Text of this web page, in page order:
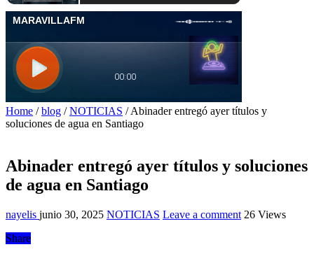
Home / blog / NOTICIAS / Abinader entregó ayer títulos y
soluciones de agua en Santiago
Abinader entregó ayer títulos y soluciones
de agua en Santiago
nayelis junio 30, 2025 NOTICIAS Leave a comment 26 Views
Share